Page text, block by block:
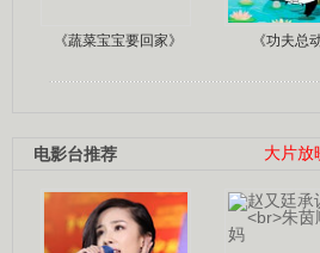
《蔬菜宝宝要回家》 《功夫总
大片放
电影台推荐